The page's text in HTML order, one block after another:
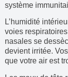
système
L’humidité
voies
nasales se
devient irritée.
que votre air est